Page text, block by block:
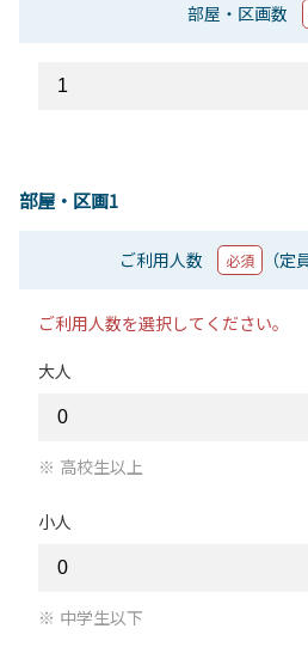
部屋・区画数
部屋・区画1
ご利用人数 必須 （定
ご利用人数を選択してください。
大人
高校生以上
小人
中学生以下